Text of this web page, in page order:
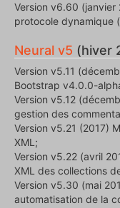
Version v6.60
protocole dynamique
Neural v5 (hiver
Version v5.11
Bootstrap v4.0.0-
Version v5.12
gestion des
Version v5.21 (2017)
XML;
Version v5.22 (avril
XML des collections
Version v5.30 (mai
automatisation de la